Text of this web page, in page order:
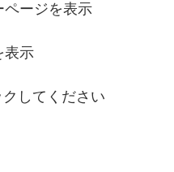
ージを表示
表示
してください